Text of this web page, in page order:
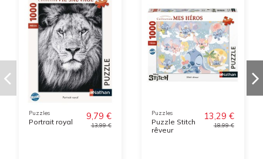
Puzzles
Portrait royal 9,79 €
13,99 €
Puzzles
Puzzle Stitch
rêveur
13,29 €
18,99 €